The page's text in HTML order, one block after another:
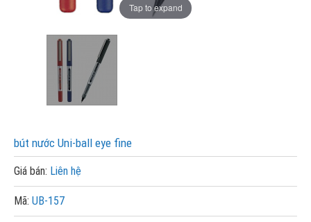
Tap to expand
bút nước Uni-ball eye fine
Giá bán: Liên hệ
Mã: UB-157